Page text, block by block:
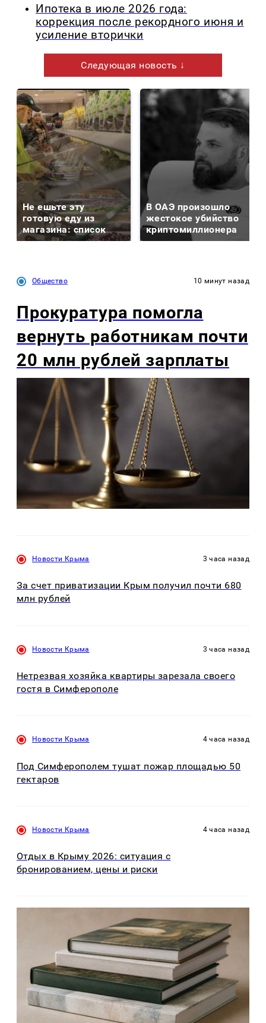
Ипотека в июле 2026 года:
коррекция после рекордного июня и
усиление вторички
Следующая новость ↓
Не ешьте эту
готовую еду из
магазина: список
В ОАЭ произошло
жестокое убийство
криптомиллионера
Общество 10 минут назад
Прокуратура помогла
вернуть работникам почти
20 млн рублей зарплаты
Новости Крыма 3 часа назад
За счет приватизации Крым получил почти 680
млн рублей
Новости Крыма 3 часа назад
Нетрезвая хозяйка квартиры зарезала своего
гостя в Симферополе
Новости Крыма 4 часа назад
Под Симферополем тушат пожар площадью 50
гектаров
Новости Крыма 4 часа назад
Отдых в Крыму 2026: ситуация с
бронированием, цены и риски